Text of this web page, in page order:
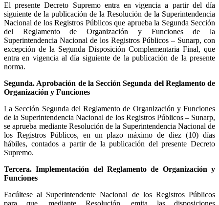
El presente Decreto Supremo entra en vigencia a partir del día
siguiente de la publicación de la Resolución de la Superintendencia
Nacional de los Registros Públicos que aprueba la Segunda Sección
del Reglamento de Organización y Funciones de la
Superintendencia Nacional de los Registros Públicos – Sunarp, con
excepción de la Segunda Disposición Complementaria Final, que
entra en vigencia al día siguiente de la publicación de la presente
norma.
Segunda. Aprobación de la Sección Segunda del Reglamento de
Organización y Funciones
La Sección Segunda del Reglamento de Organización y Funciones
de la Superintendencia Nacional de los Registros Públicos – Sunarp,
se aprueba mediante Resolución de la Superintendencia Nacional de
los Registros Públicos, en un plazo máximo de diez (10) días
hábiles, contados a partir de la publicación del presente Decreto
Supremo.
Tercera. Implementación del Reglamento de Organización y
Funciones
Facúltese al Superintendente Nacional de los Registros Públicos
para que, mediante Resolución, emita las disposiciones